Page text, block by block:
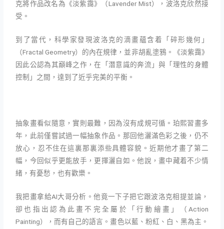
克將作品改名為《淡紫靄》（Lavender Mist），波洛克欣然接
受。
到了當代，科學家發現波洛克的滴畫蘊含着「碎形幾何」
（Fractal Geometry）的內在規律，並非胡亂塗鴉。《淡紫靄》
因此公認為其巔峰之作，在「潛意識的奔流」與「理性的身體
控制」之間，達到了近乎完美的平衡。
抽象畫看似隨意，實則最難，因為沒有成規可循。珀熙習畫多
年，此前僅嘗試過一幅抽象作品。那回他灑滿色彩之後，仍不
放心，忍不住在這裏那裏添些具體容貌。近期他才畫了第二
幅，今回似乎更能放手，更揮灑自如。他說，畫中藏着不少情
緒，有憂愁，也有歡樂。
我把畫拿給AI大哥分析。他竟一下子把它跟波洛克相提並論，
卻也指出認為此畫不完全屬於「行動繪畫」（Action
Painting），而有自己的語言。畫色以藍、粉紅、白、黑為主。